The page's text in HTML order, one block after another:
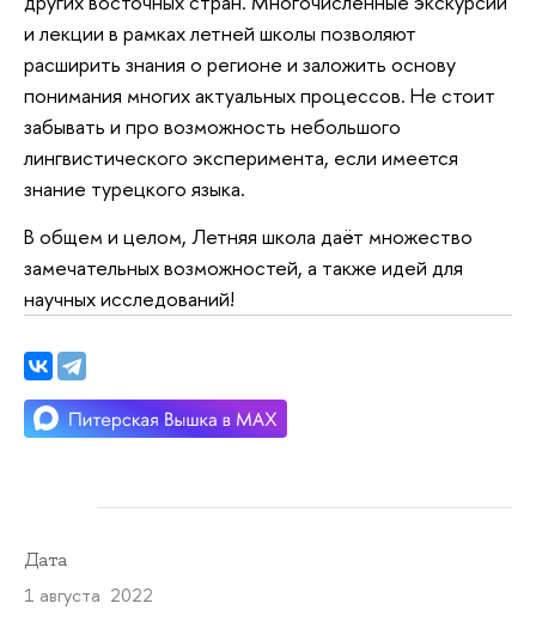
и лекции в рамках летней школы позволяют
расширить знания о регионе и заложить основу
понимания многих актуальных процессов. Не стоит
забывать и про возможность небольшого
лингвистического эксперимента, если имеется
знание турецкого языка.
В общем и целом, Летняя школа даёт множество
замечательных возможностей, а также идей для
научных исследований!
Дата
1 августа 2022